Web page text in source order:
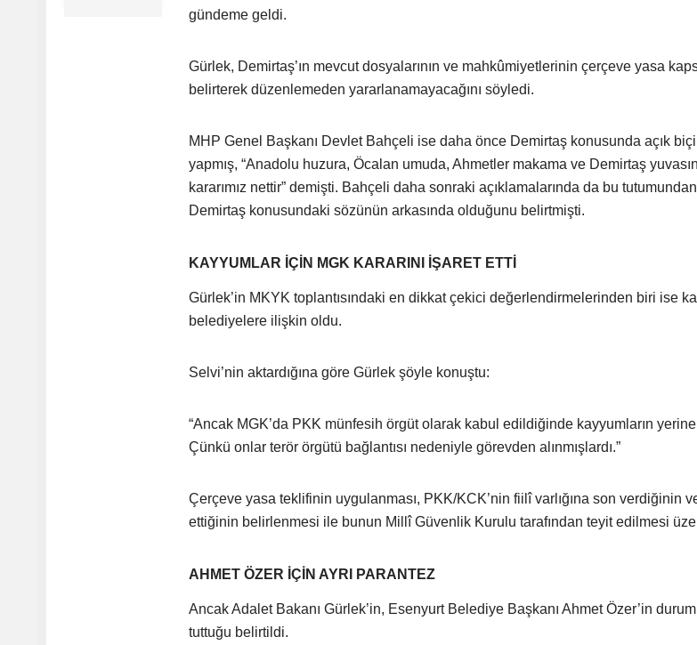
gündeme geldi.
Gürlek, Demirtaş’ın mevcut dosyalarının ve mahkûmiyetlerinin çerçeve yasa
belirterek düzenlemeden yararlanamayacağını söyledi.
MHP Genel Başkanı Devlet Bahçeli ise daha önce Demirtaş konusunda açık
yapmış, “Anadolu huzura, Öcalan umuda, Ahmetler makama ve Demirtaş
kararımız nettir” demişti. Bahçeli daha sonraki açıklamalarında da bu tutumundan
Demirtaş konusundaki sözünün arkasında olduğunu belirtmişti.
KAYYUMLAR İÇİN MGK KARARINI İŞARET ETTİ
Gürlek’in MKYK toplantısındaki en dikkat çekici değerlendirmelerinden biri ise
belediyelere ilişkin oldu.
Selvi’nin aktardığına göre Gürlek şöyle konuştu:
“Ancak MGK’da PKK münfesih örgüt olarak kabul edildiğinde kayyumların
Çünkü onlar terör örgütü bağlantısı nedeniyle görevden alınmışlardı.”
Çerçeve yasa teklifinin uygulanması, PKK/KCK’nin fiilî varlığına son verdiğinin
ettiğinin belirlenmesi ile bunun Millî Güvenlik Kurulu tarafından teyit edilmesi
AHMET ÖZER İÇİN AYRI PARANTEZ
Ancak Adalet Bakanı Gürlek’in, Esenyurt Belediye Başkanı Ahmet Özer’in
tuttuğu belirtildi.